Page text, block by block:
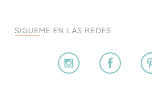
SIGUEME EN LAS REDES